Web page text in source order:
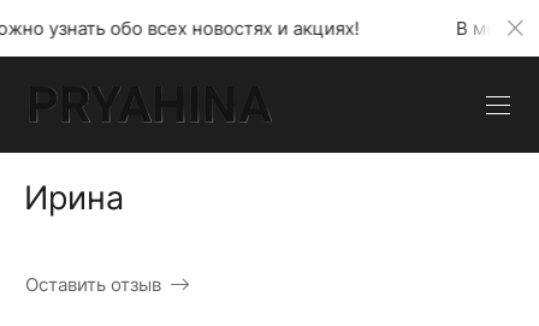
новостях и акциях! В моем телеграмм
Ирина
Оставить отзыв